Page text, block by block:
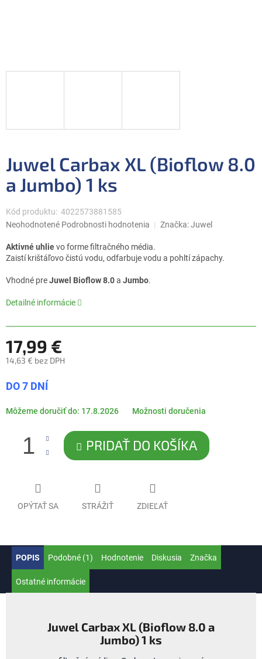
Juwel Carbax XL (Bioflow 8.0
a Jumbo) 1 ks
Kód produktu: 4022573881585
Priemerné
produktu
je
z
hviezdičiek.
Neohodnotené Podrobnosti hodnotenia Značka:Juwel
Aktivné uhlievo forme filtračného média.
Zaistí krištáľovo čistú vodu, odfarbuje vodu a pohltí zápachy.
Vhodné preJuwel Bioflow 8.0a Jumbo.
Detailné informácie
17,99 €
14,63 € bez DPH
cena:
DO 7 DNÍ
Môžeme doručiť do: 17.8.2026 Možnosti doručenia
PRIDAŤ DO KOŠÍKA
OPÝTAŤ SA STRÁŽIŤ ZDIEĽAŤ
POPIS Podobné (1) Hodnotenie Diskusia Značka
Ostatné informácie
Juwel Carbax XL (Bioflow 8.0 a
Jumbo) 1 ks